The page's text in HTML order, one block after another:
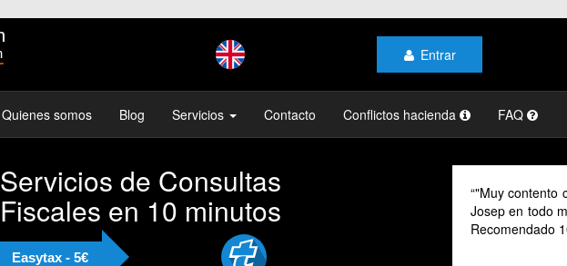
Entrar
Quienes somos Blog Servicios Contacto Conflictos hacienda FAQ
Servicios de Consultas
Fiscales en 10 minutos
Easytax - 5€
"Muy contento
Josep en todo
Recomendado